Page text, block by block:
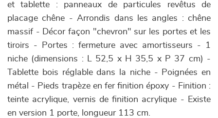
et tablette : panneaux de particules revêtus de
placage chêne - Arrondis dans les angles : chêne
massif - Décor façon "chevron" sur les portes et les
tiroirs - Portes : fermeture avec amortisseurs - 1
niche (dimensions : L 52,5 x H 35,5 x P 37 cm) -
Tablette bois réglable dans la niche - Poignées en
métal - Pieds trapèze en fer finition époxy - Finition :
teinte acrylique, vernis de finition acrylique - Existe
en version 1 porte, longueur 113 cm.